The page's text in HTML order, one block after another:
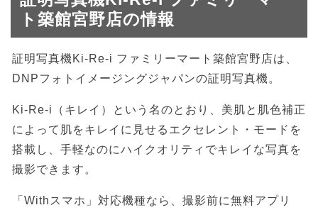
ト築館宮野店の情報
証明写真機Ki-Re-i ファミリーマート築館宮野店は、
DNPフォトイメージングジャパンの証明写真機。
Ki-Re-i（キレイ）という名のとおり、美肌と肌色補正
によって肌をキレイに見せるエクセレント・モードを
搭載し、手軽なのにハイクオリティでキレイな写真を
撮影できます。
「Withスマホ」対応機種なら、撮影前に無料アプリ